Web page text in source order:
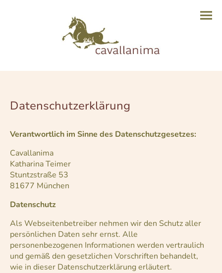
Datenschutzerklärung
Verantwortlich im Sinne des Datenschutzgesetzes:
Cavallanima
Katharina Teimer
Stuntzstraße 53
81677 München
Datenschutz
Als Webseitenbetreiber nehmen wir den Schutz aller
persönlichen Daten sehr ernst. Alle
personenbezogenen Informationen werden vertraulich
und gemäß den gesetzlichen Vorschriften behandelt,
wie in dieser Datenschutzerklärung erläutert.